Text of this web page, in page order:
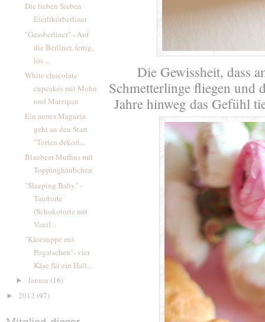
Die lieben Sieben
Eierlikörberliner
"Gussberliner" - Auf
die Berliner, fertig,
los ...
White chocolate
cupcakes mit Mohn
und Marzipan
Ein neues Magazin
geht an den Start
"Torten dekori...
Blaubeer-Muffins mit
Toppinghäubchen
"Sleeping Baby" -
Tauftorte
(Schokotorte mit
Vanil...
"Käsesuppe mit
Pogatschen"- vier
Käse für ein Hall...
► Januar(16)
► 2012 (97)
Die Gewissheit, dass
Schmetterlinge fliegen und
Jahre hinweg das Gefühl